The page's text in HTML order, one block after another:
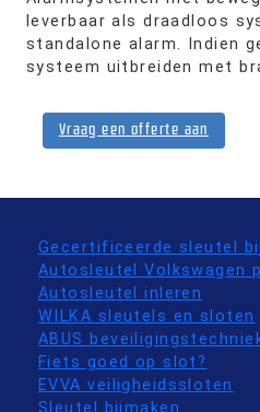
leverbaar als draadloos
standalone alarm. Indien
systeem uitbreiden met
Vraag een offerte aan
Gecertificeerde sleutel
Autosleutel Volkswagen
Autosleutel inleren
WILKA sleutels en sloten
ABUS
Fiets goed op slot?
EVVA veiligheidssloten
Sleutel bijmaken